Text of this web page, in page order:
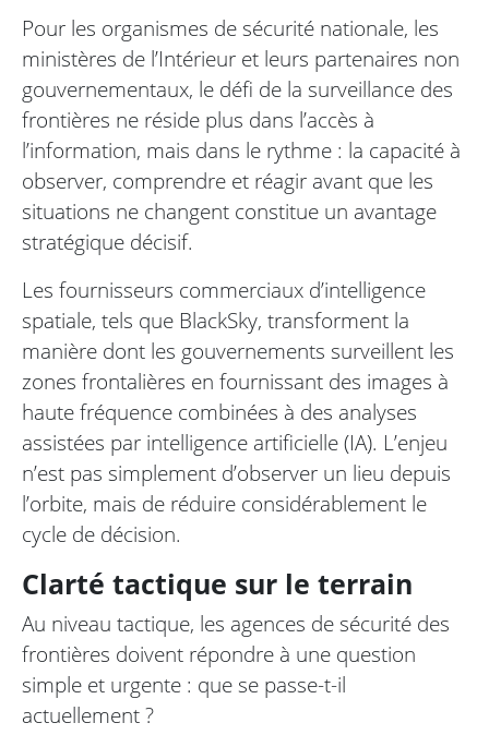
Pour les organismes de sécurité nationale, les
ministères de l’Intérieur et leurs partenaires non
gouvernementaux, le défi de la surveillance des
frontières ne réside plus dans l’accès à
l’information, mais dans le rythme : la capacité à
observer, comprendre et réagir avant que les
situations ne changent constitue un avantage
stratégique décisif.
Les fournisseurs commerciaux d’intelligence
spatiale, tels que BlackSky, transforment la
manière dont les gouvernements surveillent les
zones frontalières en fournissant des images à
haute fréquence combinées à des analyses
assistées par intelligence artificielle (IA). L’enjeu
n’est pas simplement d’observer un lieu depuis
l’orbite, mais de réduire considérablement le
cycle de décision.
Clarté tactique sur le terrain
Au niveau tactique, les agences de sécurité des
frontières doivent répondre à une question
simple et urgente : que se passe-t-il
actuellement ?